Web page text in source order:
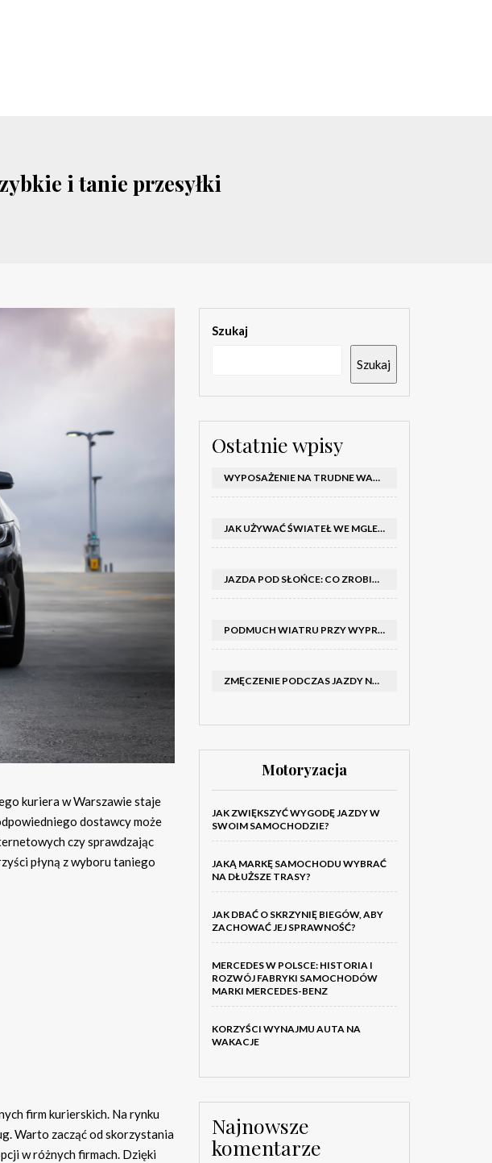
i tanie przesyłki
kuriera w Warszawie staje
dostawcy może
czy sprawdzając
płyną z wyboru taniego
firm kurierskich. Na rynku
Warto zacząć od skorzystania
w różnych firmach. Dzięki
Szukaj
Szukaj
Ostatnie wpisy
WYPOSAŻENIE NA TRUDNE WARUNKI W SAMOCHODZIE: CO MIEĆ ZIMĄ, W TRASIE I NA WYPADEK AWARII
JAK UŻYWAĆ ŚWIATEŁ WE MGLE – KIEDY WŁĄCZYĆ MIJANIA I PRZECIWMGIELNE ORAZ CZEGO NIE ROBIĆ
JAZDA POD SŁOŃCE: CO ZROBIĆ, BY OGRANICZYĆ OLŚNIENIE I POPRAWIĆ WIDOCZNOŚĆ
PODMUCH WIATRU PRZY WYPRZEDZANIU CIĘŻARÓWKI: JAK UTRZYMAĆ TOR JAZDY I OPANOWAĆ AUTO
ZMĘCZENIE PODCZAS JAZDY NOCĄ – PO JAKICH SYGNAŁACH ROZPOZNAĆ SENNOŚĆ ZA KIEROWNICĄ I KIEDY ZROBIĆ PRZERWĘ
Motoryzacja
JAK ZWIĘKSZYĆ WYGODĘ JAZDY W
SWOIM SAMOCHODZIE?
JAKĄ MARKĘ SAMOCHODU WYBRAĆ
NA DŁUŻSZE TRASY?
JAK DBAĆ O SKRZYNIĘ BIEGÓW, ABY
ZACHOWAĆ JEJ SPRAWNOŚĆ?
MERCEDES W POLSCE: HISTORIA I
ROZWÓJ FABRYKI SAMOCHODÓW
MARKI MERCEDES-BENZ
KORZYŚCI WYNAJMU AUTA NA
WAKACJE
Najnowsze
komentarze